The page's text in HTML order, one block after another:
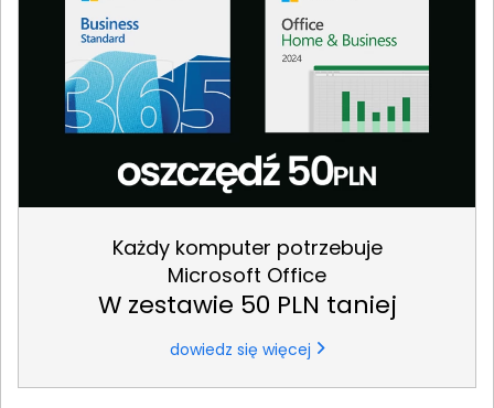
Każdy komputer potrzebuje
Microsoft Office
W zestawie 50 PLN taniej
dowiedz się więcej